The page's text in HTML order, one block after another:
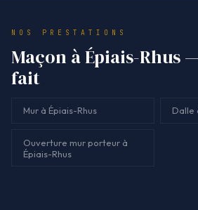
NOS PRESTATIONS
Maçon à Épiais-Rhus
fait
Mur à Épiais-Rhus Dalle
Ouverture mur porteur à
Épiais-Rhus